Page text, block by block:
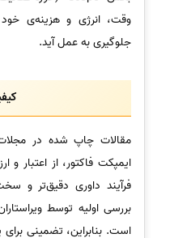
وقت، انرژی و هزینه‌ی
جلوگیری به عمل آید.
مقالات چاپ شده در
ایمپکت فاکتور، از اعتبار و
فرآیند داوری دقیق‌تر و
بررسی اولیه توسط
است. بنابراین، تضمینی